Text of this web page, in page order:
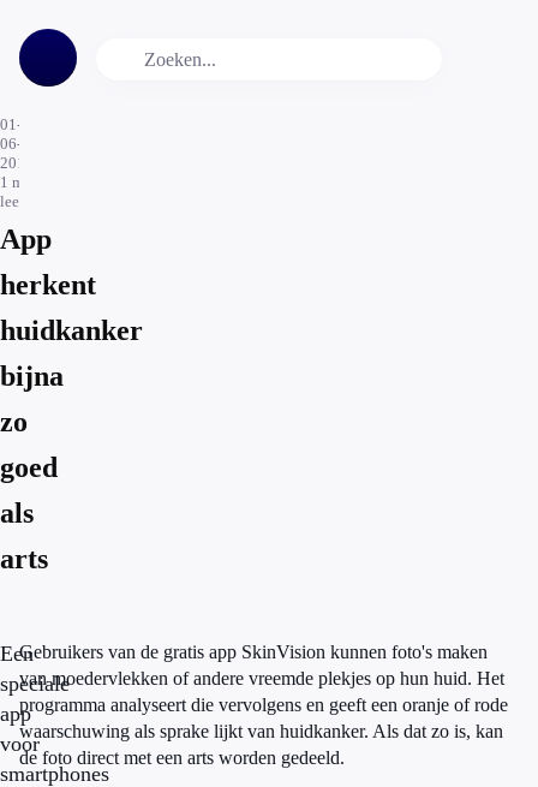
01-
06-
2015
1 min.
leestijd
App
herkent
huidkanker
bijna
zo
goed
als
arts
Een
speciale
app
voor
smartphones
Gebruikers van de gratis app SkinVision kunnen foto's maken
van moedervlekken of andere vreemde plekjes op hun huid. Het
programma analyseert die vervolgens en geeft een oranje of rode
waarschuwing als sprake lijkt van huidkanker. Als dat zo is, kan
de foto direct met een arts worden gedeeld.